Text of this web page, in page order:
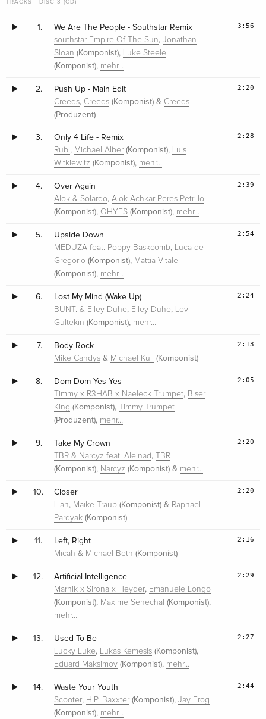
TRACKS - DISC 3 (CD)
1. We Are The People - Southstar Remix
southstar Empire Of The Sun,Jonathan
Sloan (Komponist), Luke Steele
(Komponist), mehr…
3:56
2. Push Up - Main Edit
Creeds, Creeds (Komponist) & Creeds
(Produzent)
2:20
3. Only 4 Life - Remix
Rubi, Michael Alber (Komponist), Luis
Witkiewitz (Komponist), mehr…
2:28
4. Over Again
Alok & Solardo,Alok Achkar Peres Petrillo
(Komponist), OHYES (Komponist), mehr…
2:39
5. Upside Down
MEDUZA feat. Poppy Baskcomb, Luca de
Gregorio (Komponist), Mattia Vitale
(Komponist), mehr…
2:54
6. Lost My Mind (Wake Up)
BUNT. & Elley Duhe, Elley Duhe, Levi
Gültekin (Komponist), mehr…
2:24
7. Body Rock
Mike Candys & Michael Kull (Komponist)
2:13
8. Dom Dom Yes Yes
Timmy x R3HAB x Naeleck Trumpet, Biser
King (Komponist), Timmy Trumpet
(Produzent), mehr…
2:05
9. Take My Crown
TBR & Narcyz feat. Aleinad , TBR
(Komponist), Narcyz (Komponist) & mehr…
2:20
10. Closer
Liah, Maike Traub (Komponist) & Raphael
Pardyak (Komponist)
2:20
11. Left, Right
Micah & Michael Beth (Komponist)
2:16
12. Artificial Intelligence
Marnik x Sirona x Heyder, Emanuele Longo
(Komponist), Maxime Senechal (Komponist),
mehr…
2:29
13. Used To Be
Lucky Luke, Lukas Kemesis (Komponist),
Eduard Maksimov (Komponist), mehr…
2:27
14. Waste Your Youth
Scooter, H.P. Baxxter (Komponist),Jay Frog
(Komponist), mehr…
2:44